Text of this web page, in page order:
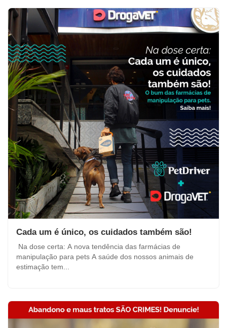
Cada um é único, os cuidados também são!
Na dose certa: A nova tendência das farmácias de
manipulação para pets A saúde dos nossos animais de
estimação tem...